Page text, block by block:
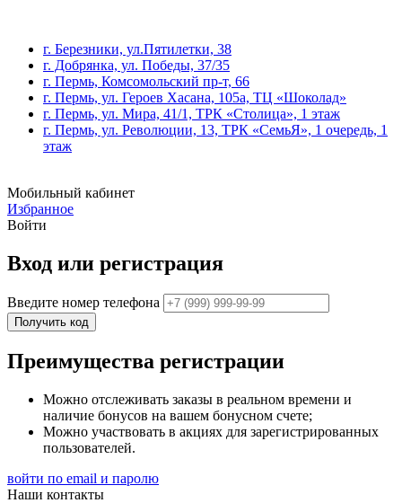
г. Березники, ул.Пятилетки, 38
г. Добрянка, ул. Победы, 37/35
г. Пермь, Комсомольский пр-т, 66
г. Пермь, ул. Героев Хасана, 105а, ТЦ «Шоколад»
г. Пермь, ул. Мира, 41/1, ТРК «Столица», 1 этаж
г. Пермь, ул. Революции, 13, ТРК «СемьЯ», 1 очередь, 1
этаж
Мобильный кабинет
Избранное
Войти
Вход или регистрация
Введите номер телефона
Получить код
Преимущества регистрации
Можно отслеживать заказы в реальном времени и
наличие бонусов на вашем бонусном счете;
Можно участвовать в акциях для зарегистрированных
пользователей.
войти по email и паролю
Наши контакты